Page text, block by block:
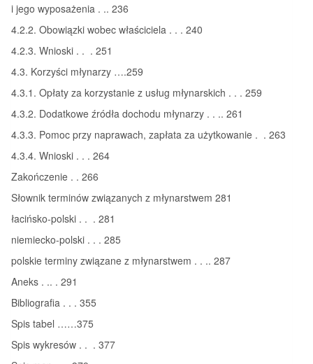
i jego wyposażenia . .. 236
4.2.2. Obowiązki wobec właściciela . . . 240
4.2.3. Wnioski . . . 251
4.3. Korzyści młynarzy ….259
4.3.1. Opłaty za korzystanie z usług młynarskich . . . 259
4.3.2. Dodatkowe źródła dochodu młynarzy . . .. 261
4.3.3. Pomoc przy naprawach, zapłata za użytkowanie . . 263
4.3.4. Wnioski . . . 264
Zakończenie . . 266
Słownik terminów związanych z młynarstwem 281
łacińsko-polski . . . 281
niemiecko-polski . . . 285
polskie terminy związane z młynarstwem . . .. 287
Aneks . .. . 291
Bibliografia . . . 355
Spis tabel ……375
Spis wykresów . . . 377